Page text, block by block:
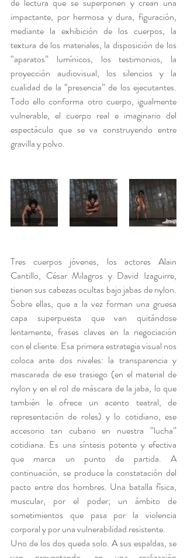
impactante, por hermosa y dura, figuración,
mediante la exhibición de los cuerpos, la
textura de los materiales, la disposición de los
“aparatos” lumínicos, los testimonios, la
proyección audiovisual, los silencios y la
cualidad de la “presencia” de los ejecutantes.
Todo ello conforma otro cuerpo, igualmente
vulnerable, el cuerpo real e imaginario del
espectáculo que se va construyendo entre
gravilla y polvo.
Tres cuerpos jóvenes, los actores Alain
Cantillo, César Milagros y David Izaguirre,
tienen sus cabezas ocultas bajo jabas de nylon.
Sobre ellas, que a la vez forman una gruesa
capa superpuesta que van quitándose
lentamente, frases claves en la negociación
con el cliente. Esa primera estrategia visual nos
coloca ante dos niveles: la transparencia y
mascarada de ese trasiego (en el material de
nylon y en el rol de máscara de la jaba, lo que
también le ofrece un acento teatral, de
representación de roles) y lo cotidiano, ese
accesorio tan cubano en nuestra “lucha”
cotidiana. Es una síntesis potente y efectiva
que marca un punto de partida. A
continuación, se produce la constatación del
pacto entre dos hombres. Una batalla física,
muscular, por el poder; un ámbito de
sometimientos que pasa por la violencia
corporal y por una vulnerabilidad resistente.
Uno de los dos queda solo. A sus espaldas, se